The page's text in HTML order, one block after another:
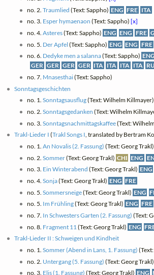
no. 2. Traumlied (Text: Sappho) ENG FRE ITA
no. 3. Esper hymaenaon (Text: Sappho) [x]
no. 4. Asteres(Text: Sappho) ENG ENG FRE
no. 5. Der Apfel (Text: Sappho) ENG ENG FRE
no. 6. Dedyke men a salanna(Text: Sappho) ENG
GER GER GER GER ITA ITA ITA ITA
no. 7. Mnasesthai(Text: Sappho)
Sonntagsgeschichten
no. 1. Sonntagsausflug(Text: Wilhelm Killmayer)
no. 2. Sonntagsgedanken (Text: Wilhelm
no. 3. Sonntagsnachmittagskaffee(Text:
Trakl-Lieder I (Trakl Songs I, translated by Bertram
no. 1. An Novalis (2. Fassung) (Text: Georg Trakl)
no. 2. Sommer(Text: Georg Trakl) CHI ENG
no. 3. Ein Winterabend (Text: Georg Trakl) ENG
no. 4. Sonja(Text: Georg Trakl) ENG FRE
no. 5. Sommersneige(Text: Georg Trakl) ENG
no. 5. Im Frühling(Text: Georg Trakl) ENG FRE
no. 7. In Schwesters Garten (2. Fassung) (Text:
no. 8. Fragment 11 (Text: Georg Trakl) ENG
Trakl-Lieder II : Schweigen und Kindheit
no. 1. Sommer (Abend in Lans, 1. Fassung)
no. 2. Untergang (5. Fassung) (Text: Georg Trakl)
no. 3. Elis (1. Fassung) (Text: Georg Trakl) ENG